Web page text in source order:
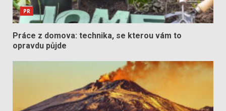
PR
Práce z domova: technika, se kterou vám to
opravdu půjde